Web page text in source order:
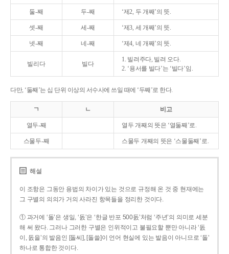
둘-째 두-째 ‘제2, 두 개째’의 뜻.
셋-째 세-째 ‘제3, 세 개째’의 뜻.
넷-째 네-째 ‘제4, 네 개째’의 뜻.
빌리다 빌다
1. 빌려주다, 빌려 오다.
2. ‘용서를 빌다’는 ‘빌다’임.
다만, ‘둘째’는 십 단위 이상의 서수사에 쓰일 때에 ‘두째’로 한다.
ㄱ ㄴ 비고
열두-째 열두 개째의 뜻은 ‘열둘째’로.
스물두-째 스물두 개째의 뜻은 ‘스물둘째’로.
해설
이 조항은 그동안 용법의 차이가 있는 것으로 규정해 온 것 중 현재에는
그 구별의 의의가 거의 사라진 항목들을 정리한 것이다.
① 과거에 ‘돌’은 생일, ‘돐’은 ‘한글 반포 500돐’처럼 ‘주년’의 의미로 세분
해 써 왔다. 그러나 그러한 구별은 인위적이고 불필요할 뿐만 아니라 ‘돐
이, 돐을’의 발음인 [돌씨], [돌쓸]이 언어 현실에 있는 발음이 아니므로 ‘돌’
하나로 통합한 것이다.